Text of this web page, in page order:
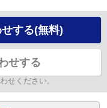
する(無料)
せする
せください。